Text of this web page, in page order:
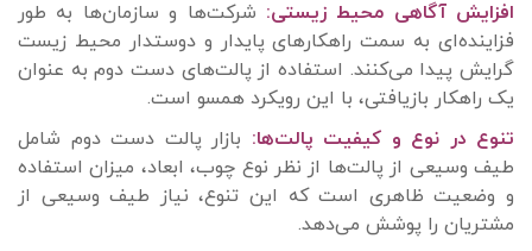
افزایش آگاهی محیط زیستی: شرکت‌ها و سازمان‌ها به طور
فزاینده‌ای به سمت راهکارهای پایدار و دوستدار محیط زیست
گرایش پیدا می‌کنند. استفاده از پالت‌های دست دوم به عنوان
یک راهکار بازیافتی، با این رویکرد همسو است.
تنوع در نوع و کیفیت پالت‌ها: بازار پالت دست دوم شامل
طیف وسیعی از پالت‌ها از نظر نوع چوب، ابعاد، میزان استفاده
و وضعیت ظاهری است که این تنوع، نیاز طیف وسیعی از
مشتریان را پوشش می‌دهد.